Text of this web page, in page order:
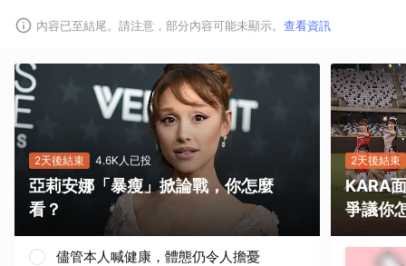
內容已至結尾。請注意，部分內容可能未顯示。 查看資訊
2天後結束 4.6K人已投
亞莉安娜「暴瘦」掀論戰，你怎麼
看？
儘管本人喊健康，體態仍令人擔憂
2天後結束
KARA
爭議你